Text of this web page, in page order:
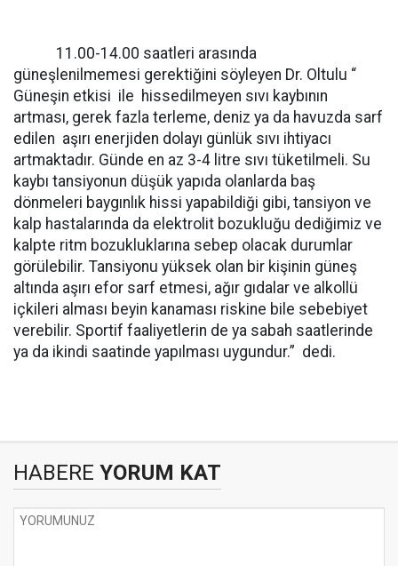
11.00-14.00 saatleri arasında
güneşlenilmemesi gerektiğini söyleyen Dr. Oltulu “
Güneşin etkisi ile hissedilmeyen sıvı kaybının
artması, gerek fazla terleme, deniz ya da havuzda sarf
edilen aşırı enerjiden dolayı günlük sıvı ihtiyacı
artmaktadır. Günde en az 3-4 litre sıvı tüketilmeli. Su
kaybı tansiyonun düşük yapıda olanlarda baş
dönmeleri baygınlık hissi yapabildiği gibi, tansiyon ve
kalp hastalarında da elektrolit bozukluğu dediğimiz ve
kalpte ritm bozukluklarına sebep olacak durumlar
görülebilir. Tansiyonu yüksek olan bir kişinin güneş
altında aşırı efor sarf etmesi, ağır gıdalar ve alkollü
içkileri alması beyin kanaması riskine bile sebebiyet
verebilir. Sportif faaliyetlerin de ya sabah saatlerinde
ya da ikindi saatinde yapılması uygundur.” dedi.
HABERE YORUM KAT